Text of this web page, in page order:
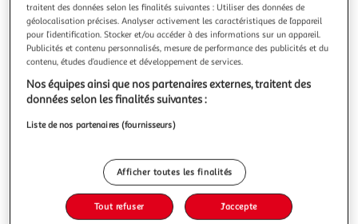
Livr. ou retrait dès 5/6 jours
A partir de 4,35€
Plus d'options
Vendu par Toilinux 8,25€ 12,69€
4,99€
Multishop
Ajouter au panier
traitent des données selon les finalités suivantes : Utiliser des données de
géolocalisation précises. Analyser activement les caractéristiques de l’appareil
pour l’identification. Stocker et/ou accéder à des informations sur un appareil.
Publicités et contenu personnalisés, mesure de performance des publicités et du
contenu, études d’audience et développement de services.
Nos équipes ainsi que nos partenaires externes, traitent des
données selon les finalités suivantes :
Liste de nos partenaires (fournisseurs)
Afficher toutes les finalités
Tout refuser J'accepte